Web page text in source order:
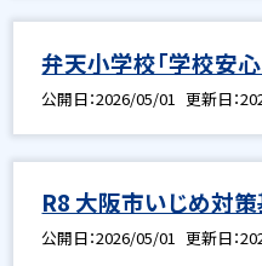
弁天小学校「学校安心
公開日 2026/05/01 更新日
R8 大阪市いじめ対
公開日 2026/05/01 更新日